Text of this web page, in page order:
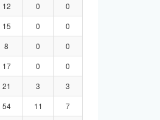
12 0
0
15 0
0
8 0
0
17 0
0
21 3
3
54 11
7